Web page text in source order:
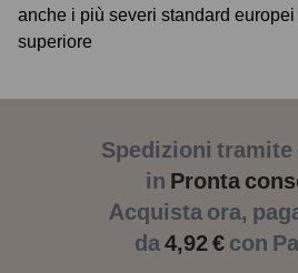
anche i più severi standard
superiore
Spedizioni tramite
in Pronta
Acquista ora,
da4,92 € con